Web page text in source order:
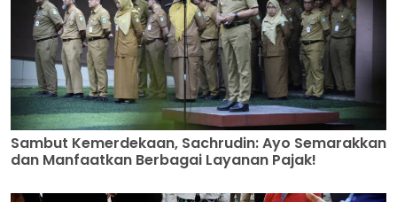
Sambut Kemerdekaan, Sachrudin: Ayo Semarakkan
dan Manfaatkan Berbagai Layanan Pajak!